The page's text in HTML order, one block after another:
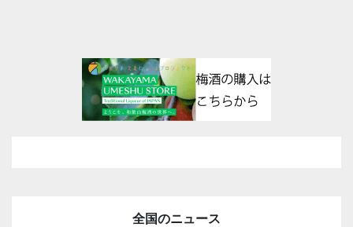
全国のニュース